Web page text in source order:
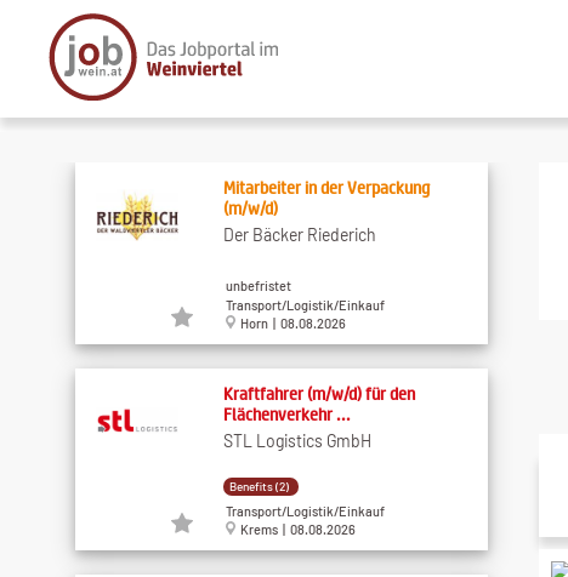
Mitarbeiter in der Verpackung
(m/w/d)
Der Bäcker Riederich
unbefristet
Transport/Logistik/Einkauf
Horn | 08.08.2026
Kraftfahrer (m/w/d) für den
Flächenverkehr ...
STL Logistics GmbH
Benefits (2)
Transport/Logistik/Einkauf
Krems | 08.08.2026